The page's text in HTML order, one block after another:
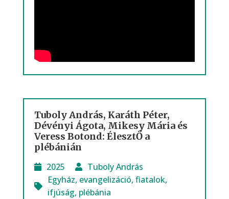
Tuboly András, Karáth Péter,
Dévényi Ágota, Mikesy Mária és
Veress Botond: ÉlesztŐ a
plébánián
2025
Tuboly András
Egyház, evangelizáció, fiatalok,
ifjúság, plébánia